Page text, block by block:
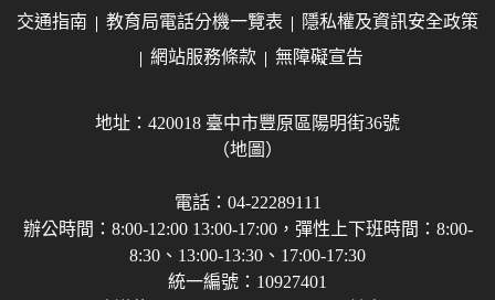
交通指南 教育局電話分機一覽表
隱私權及資訊安全政策
網站服務條款
無障礙宣告
地址：420018 臺中市豐原區陽明街36號
（地圖）
電話：04-22289111
辦公時間：8:00-12:00 13:00-17:00，彈性上下班時間：8:00-
8:30、13:00-13:30、17:00-17:30
統一編號：10927401